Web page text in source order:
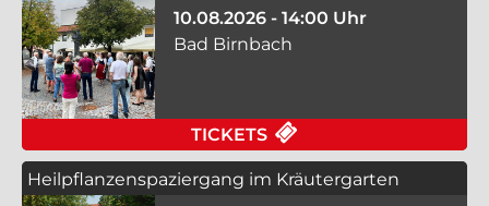
10.08.2026 - 14:00 Uhr
Bad Birnbach
TICKETS
Heilpflanzenspaziergang im Kräutergarten